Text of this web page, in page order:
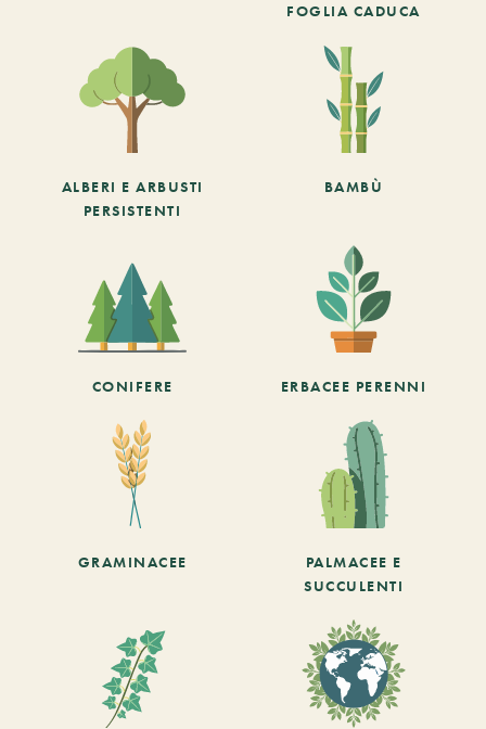
FOGLIA CADUCA
ALBERI E ARBUSTI
PERSISTENTI
BAMBÙ
CONIFERE ERBACEE PERENNI
GRAMINACEE
PALMACEE E
SUCCULENTI